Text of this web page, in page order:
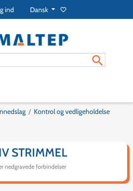
ind Dansk favorite_border

Kontrol og vedligeholdelse
STRIMMEL
nedgravede forbindelser